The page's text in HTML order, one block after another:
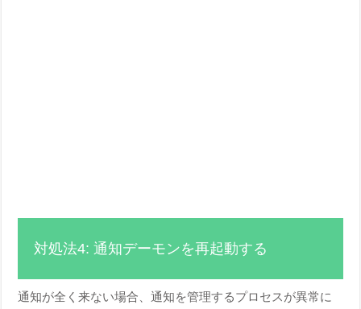
対処法4: 通知デーモンを再起動する
通知が全く来ない場合、通知を管理するプロセスが異常に